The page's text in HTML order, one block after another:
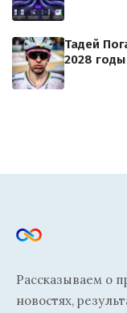
Тадей
2028 годы
Рассказываем о
новостях,